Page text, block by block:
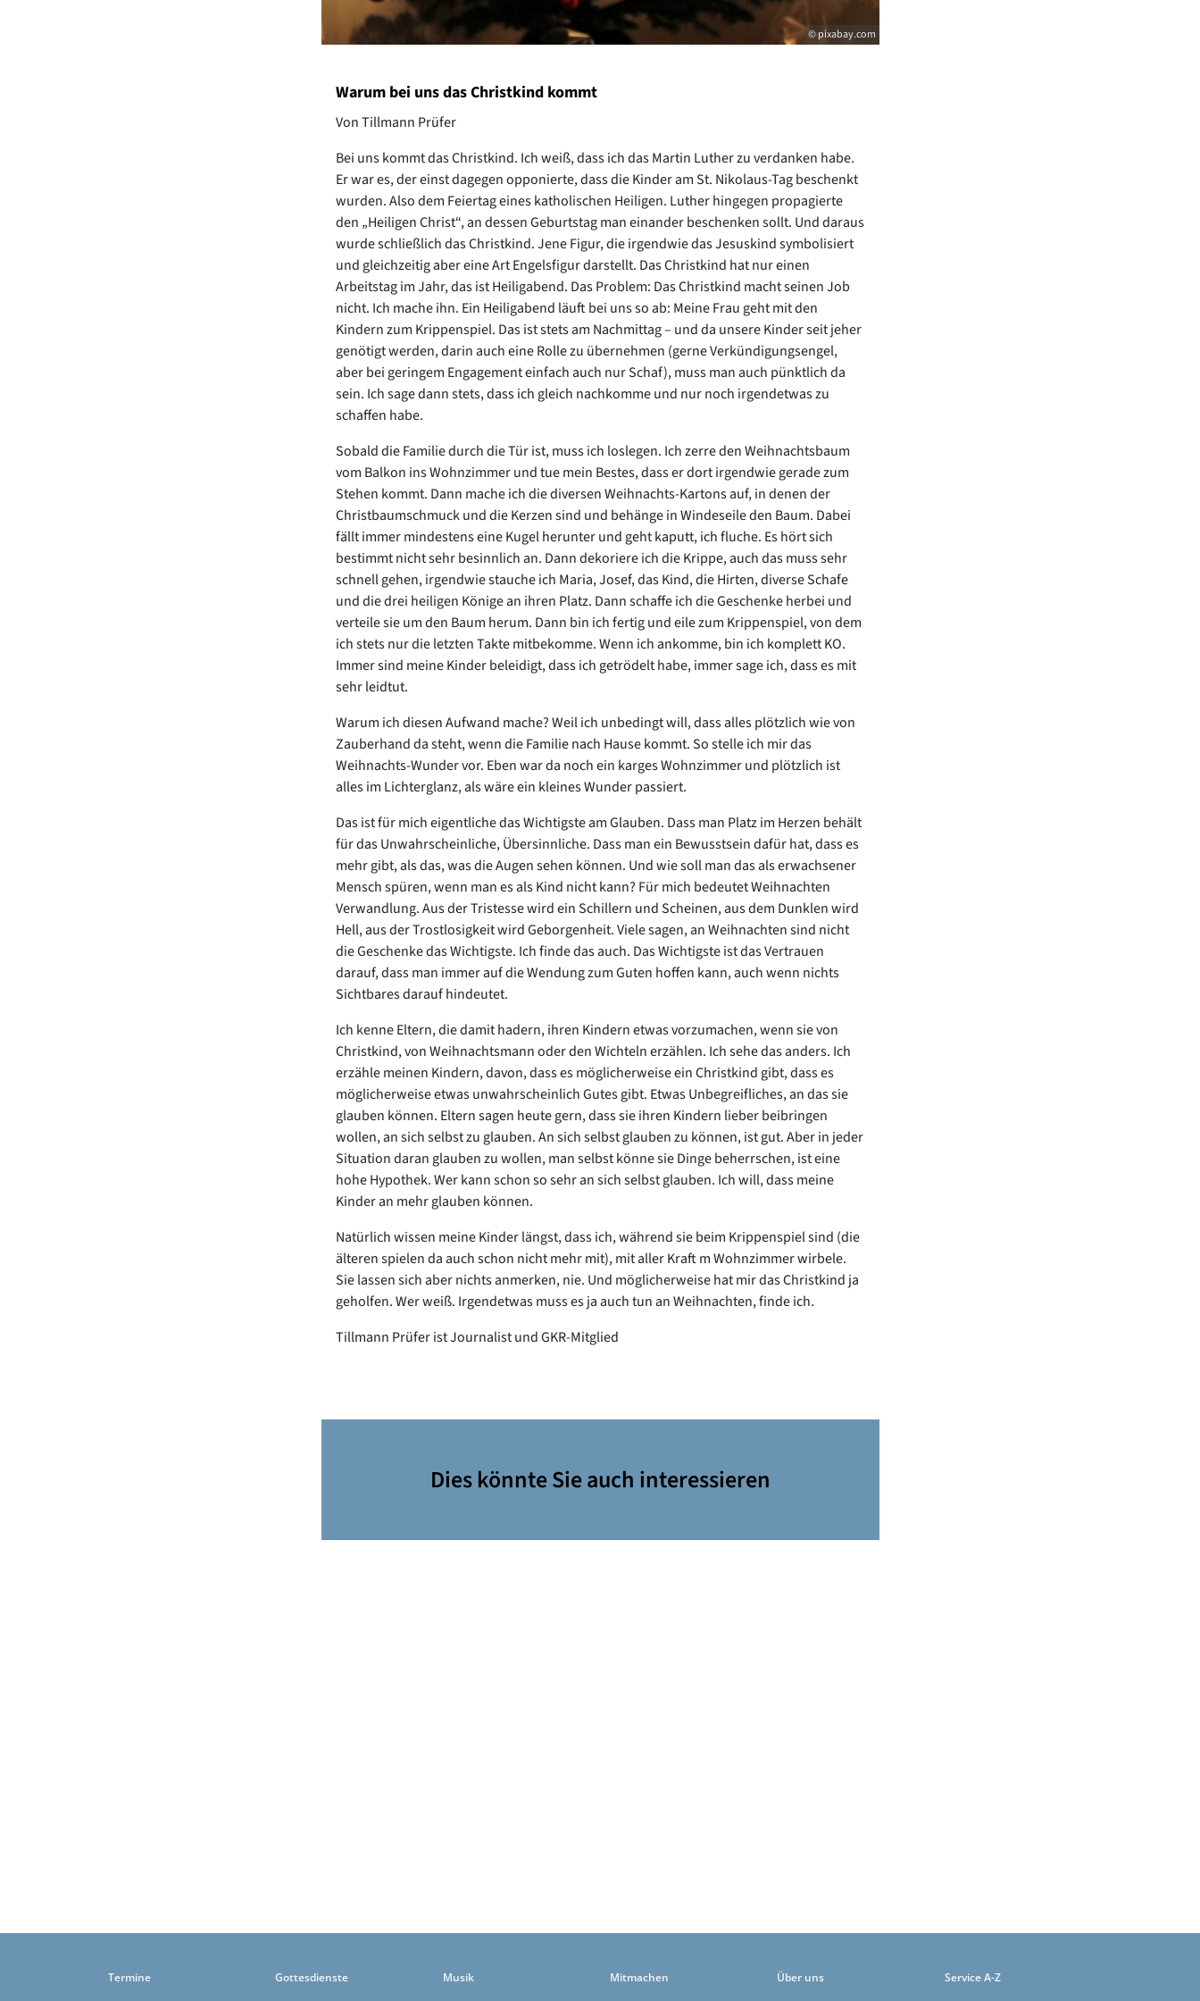
© pixabay.com
Warum bei uns das Christkind kommt
Von Tillmann Prüfer
Bei uns kommt das Christkind. Ich weiß, dass ich das Martin Luther zu verdanken habe.
Er war es, der einst dagegen opponierte, dass die Kinder am St. Nikolaus-Tag beschenkt
wurden. Also dem Feiertag eines katholischen Heiligen. Luther hingegen propagierte
den „Heiligen Christ“, an dessen Geburtstag man einander beschenken sollt. Und daraus
wurde schließlich das Christkind. Jene Figur, die irgendwie das Jesuskind symbolisiert
und gleichzeitig aber eine Art Engelsfigur darstellt. Das Christkind hat nur einen
Arbeitstag im Jahr, das ist Heiligabend. Das Problem: Das Christkind macht seinen Job
nicht. Ich mache ihn. Ein Heiligabend läuft bei uns so ab: Meine Frau geht mit den
Kindern zum Krippenspiel. Das ist stets am Nachmittag – und da unsere Kinder seit jeher
genötigt werden, darin auch eine Rolle zu übernehmen (gerne Verkündigungsengel,
aber bei geringem Engagement einfach auch nur Schaf), muss man auch pünktlich da
sein. Ich sage dann stets, dass ich gleich nachkomme und nur noch irgendetwas zu
schaffen habe.
Sobald die Familie durch die Tür ist, muss ich loslegen. Ich zerre den Weihnachtsbaum
vom Balkon ins Wohnzimmer und tue mein Bestes, dass er dort irgendwie gerade zum
Stehen kommt. Dann mache ich die diversen Weihnachts-Kartons auf, in denen der
Christbaumschmuck und die Kerzen sind und behänge in Windeseile den Baum. Dabei
fällt immer mindestens eine Kugel herunter und geht kaputt, ich fluche. Es hört sich
bestimmt nicht sehr besinnlich an. Dann dekoriere ich die Krippe, auch das muss sehr
schnell gehen, irgendwie stauche ich Maria, Josef, das Kind, die Hirten, diverse Schafe
und die drei heiligen Könige an ihren Platz. Dann schaffe ich die Geschenke herbei und
verteile sie um den Baum herum. Dann bin ich fertig und eile zum Krippenspiel, von dem
ich stets nur die letzten Takte mitbekomme. Wenn ich ankomme, bin ich komplett KO.
Immer sind meine Kinder beleidigt, dass ich getrödelt habe, immer sage ich, dass es mit
sehr leidtut.
Warum ich diesen Aufwand mache? Weil ich unbedingt will, dass alles plötzlich wie von
Zauberhand da steht, wenn die Familie nach Hause kommt. So stelle ich mir das
Weihnachts-Wunder vor. Eben war da noch ein karges Wohnzimmer und plötzlich ist
alles im Lichterglanz, als wäre ein kleines Wunder passiert.
Das ist für mich eigentliche das Wichtigste am Glauben. Dass man Platz im Herzen behält
für das Unwahrscheinliche, Übersinnliche. Dass man ein Bewusstsein dafür hat, dass es
mehr gibt, als das, was die Augen sehen können. Und wie soll man das als erwachsener
Mensch spüren, wenn man es als Kind nicht kann? Für mich bedeutet Weihnachten
Verwandlung. Aus der Tristesse wird ein Schillern und Scheinen, aus dem Dunklen wird
Hell, aus der Trostlosigkeit wird Geborgenheit. Viele sagen, an Weihnachten sind nicht
die Geschenke das Wichtigste. Ich finde das auch. Das Wichtigste ist das Vertrauen
darauf, dass man immer auf die Wendung zum Guten hoffen kann, auch wenn nichts
Sichtbares darauf hindeutet.
Ich kenne Eltern, die damit hadern, ihren Kindern etwas vorzumachen, wenn sie von
Christkind, von Weihnachtsmann oder den Wichteln erzählen. Ich sehe das anders. Ich
erzähle meinen Kindern, davon, dass es möglicherweise ein Christkind gibt, dass es
möglicherweise etwas unwahrscheinlich Gutes gibt. Etwas Unbegreifliches, an das sie
glauben können. Eltern sagen heute gern, dass sie ihren Kindern lieber beibringen
wollen, an sich selbst zu glauben. An sich selbst glauben zu können, ist gut. Aber in jeder
Situation daran glauben zu wollen, man selbst könne sie Dinge beherrschen, ist eine
hohe Hypothek. Wer kann schon so sehr an sich selbst glauben. Ich will, dass meine
Kinder an mehr glauben können.
Natürlich wissen meine Kinder längst, dass ich, während sie beim Krippenspiel sind (die
älteren spielen da auch schon nicht mehr mit), mit aller Kraft m Wohnzimmer wirbele.
Sie lassen sich aber nichts anmerken, nie. Und möglicherweise hat mir das Christkind ja
geholfen. Wer weiß. Irgendetwas muss es ja auch tun an Weihnachten, finde ich.
Tillmann Prüfer ist Journalist und GKR-Mitglied
Dies könnte Sie auch interessieren
Termine Gottesdienste Musik Mitmachen Über uns Service A-Z